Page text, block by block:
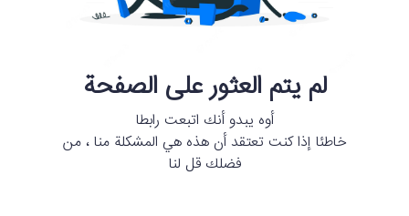
لم يتم العثور على الصفحة
أوه يبدو أنك اتبعت رابطا
خاطئا إذا كنت تعتقد أن هذه هي المشكلة منا ، من
فضلك قل لنا